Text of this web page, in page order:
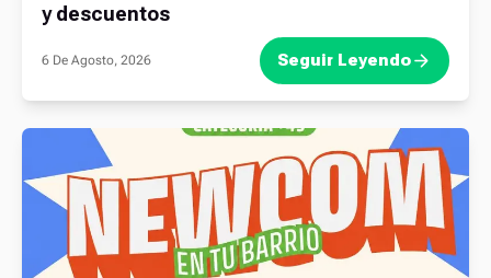
y descuentos
6 De Agosto, 2026 Seguir Leyendo